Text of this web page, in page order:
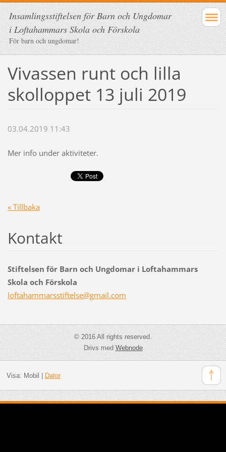
Insamlingsstiftelsen för Barn och Ungdomar
i Loftahammars Skola och Förskola
För barn och ungdomar!
Vivassen runt och lilla
skolloppet 13 juli 2019
03.04.2019 11:43
Mer info under aktiviteter.
« Tillbaka
Kontakt
Stiftelsen för Barn och Ungdomar i Loftahammars
Skola och Förskola
loftahammarsstiftelse@gmail.com
© 2016 All rights reserved.
Drivs medWebnode
Visa: Mobil Dator